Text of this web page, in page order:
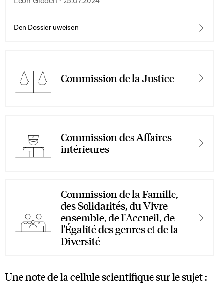
Den Dossier uweisen
Commission de la Justice
Commission des Affaires
intérieures
Commission de la Famille,
des Solidarités, du Vivre
ensemble, de l'Accueil, de
l'Égalité des genres et de la
Diversité
Une note de la cellule scientifique sur le sujet :